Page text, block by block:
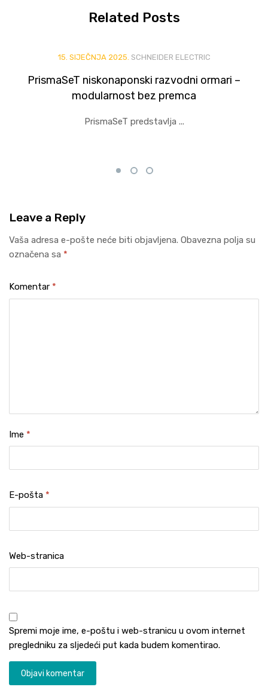
Related Posts
15. SIJEČNJA 2025. SCHNEIDER ELECTRIC
PrismaSeT niskonaponski razvodni ormari –
modularnost bez premca
PrismaSeT predstavlja ...
Leave a Reply
Vaša adresa e-pošte neće biti objavljena. Obavezna polja su
označena sa *
Komentar *
Ime *
E-pošta *
Web-stranica
Spremi moje ime, e-poštu i web-stranicu u ovom internet
pregledniku za sljedeći put kada budem komentirao.